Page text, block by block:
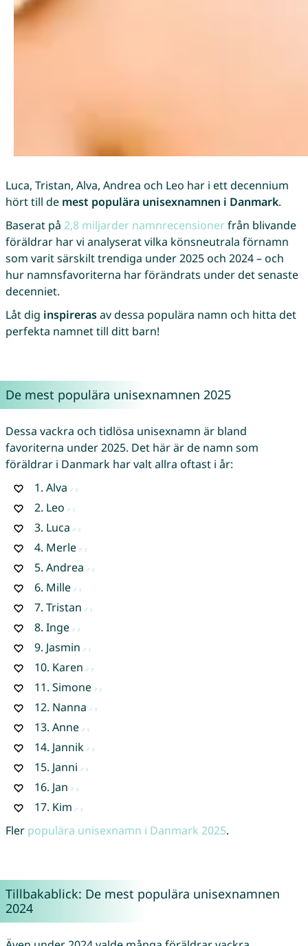
Luca, Tristan, Alva, Andrea och Leo har i ett decennium
hört till de mest populära unisexnamnen i Danmark.
Baserat på 2,8 miljarder namnrecensionerfrån blivande
föräldrar har vi analyserat vilka könsneutrala förnamn
som varit särskilt trendiga under 2025 och 2024 – och
hur namnsfavoriterna har förändrats under det senaste
decenniet.
Låt dig inspirerasav dessa populära namn och hitta det
perfekta namnet till ditt barn!
De mest populära unisexnamnen 2025
Dessa vackra och tidlösa unisexnamn är bland
favoriterna under 2025. Det här är de namn som
föräldrar i Danmark har valt allra oftast i år:
1. Alva
2. Leo
3. Luca
4. Merle
5. Andrea
6. Mille
7. Tristan
8. Inge
9. Jasmin
10. Karen
11. Simone
12. Nanna
13. Anne
14. Jannik
15. Janni
16. Jan
17. Kim
Fler populära unisexnamn i Danmark 2025.
Tillbakablick: De mest populära unisexnamnen
2024